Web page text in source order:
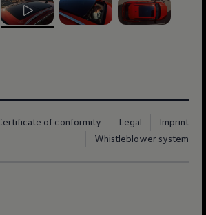
, ‎1‎ of ‎3‎
Imprint
Legal
Certificate of conformity
Whistleblower system